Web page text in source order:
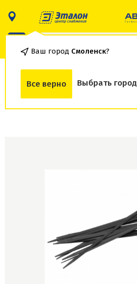
Ваш город Смоленск?
Все верно Выбрать город
О товаре Доставка и оплата